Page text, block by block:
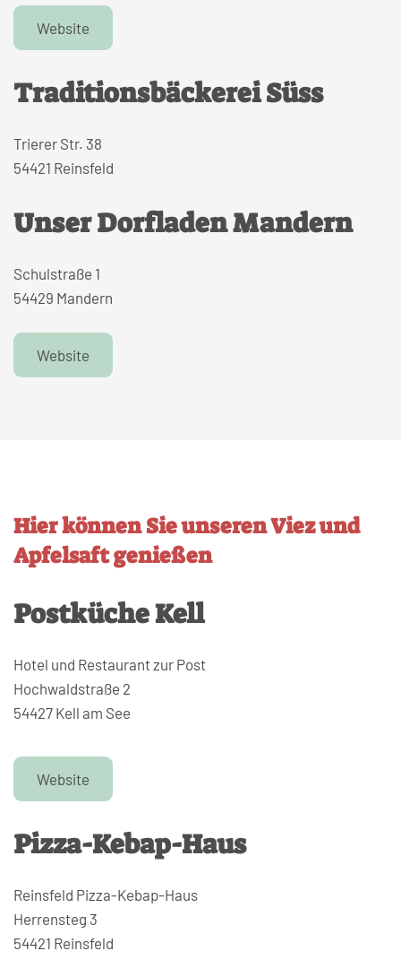
Website
Traditionsbäckerei Süss
Trierer Str. 38
54421 Reinsfeld
Unser Dorfladen Mandern
Schulstraße 1
54429 Mandern
Website
Hier können Sie unseren Viez und
Apfelsaft genießen
Postküche Kell
Hotel und Restaurant zur Post
Hochwaldstraße 2
54427 Kell am See
Website
Pizza-Kebap-Haus
Reinsfeld Pizza-Kebap-Haus
Herrensteg 3
54421 Reinsfeld